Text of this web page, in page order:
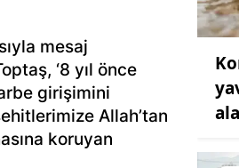
mesaj
‘8 yıl önce
girişimini
Allah’tan
koruyan